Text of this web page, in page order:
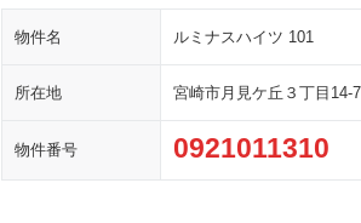
物件名 ルミナスハイツ 101
所在地 宮崎市月見ケ丘３丁目14-7
物件番号 0921011310